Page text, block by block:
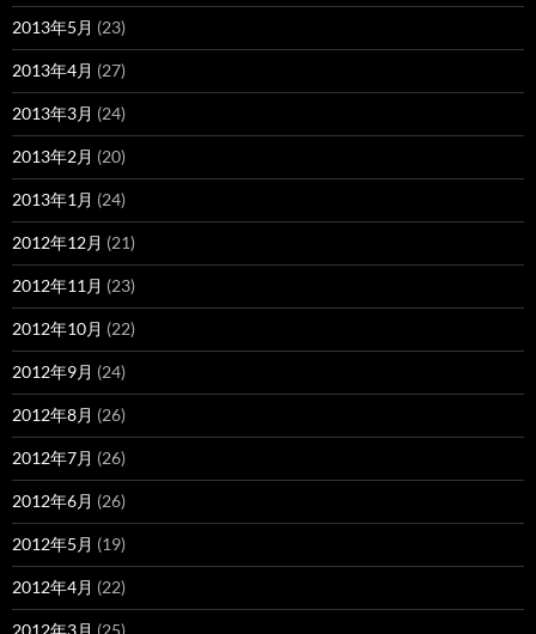
2013年5月 (23)
2013年4月 (27)
2013年3月 (24)
2013年2月 (20)
2013年1月 (24)
2012年12月 (21)
2012年11月 (23)
2012年10月 (22)
2012年9月 (24)
2012年8月 (26)
2012年7月 (26)
2012年6月 (26)
2012年5月 (19)
2012年4月 (22)